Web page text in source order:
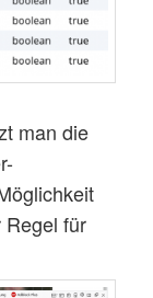
man die
für